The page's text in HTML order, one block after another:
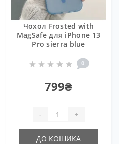
Чохол Frosted with
MagSafe для iPhone 13
Pro sierra blue
0
799₴
- +
ДО КОШИКА